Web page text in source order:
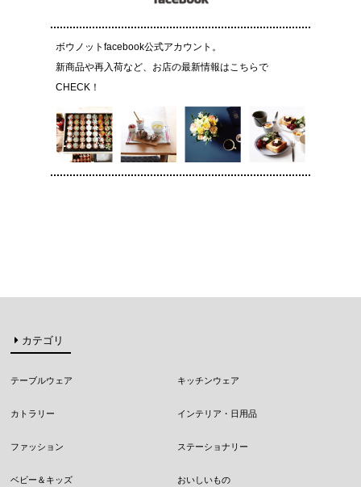
ボウノットfacebook公式アカウント。
新商品や再入荷など、お店の最新情報はこちらで
CHECK！
カテゴリ
テーブルウェア キッチンウェア
カトラリー インテリア・日用品
ファッション ステーショナリー
ベビー＆キッズ おいしいもの